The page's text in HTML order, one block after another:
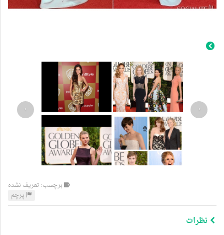
‹
›
برچسب: تعریف نشده
پرچم
نظرات